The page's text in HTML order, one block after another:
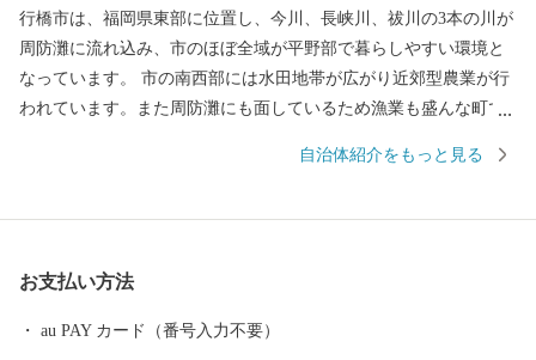
行橋市は、福岡県東部に位置し、今川、長峡川、祓川の3本の川が
周防灘に流れ込み、市のほぼ全域が平野部で暮らしやすい環境と
なっています。 市の南西部には水田地帯が広がり近郊型農業が行
われています。また周防灘にも面しているため漁業も盛んな町で
が開通し一層インフラの整備が進み、京築地区の中核都市として
自治体紹介をもっと見る
お支払い方法
au PAY カード（番号入力不要）